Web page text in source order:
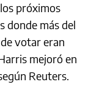
próximos
donde más del
votar eran
mejoró en
Reuters.